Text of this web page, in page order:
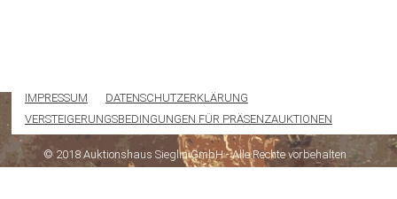
IMPRESSUM
DATENSCHUTZERKLÄRUNG
VERSTEIGERUNGSBEDINGUNGEN FÜR PRÄSENZAUKTIONEN
© 2018 Auktionshaus Sieglin GmbH - Alle Rechte vorbehalten